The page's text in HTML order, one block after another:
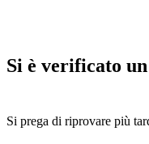
Si è verificato
Si prega di riprovare più